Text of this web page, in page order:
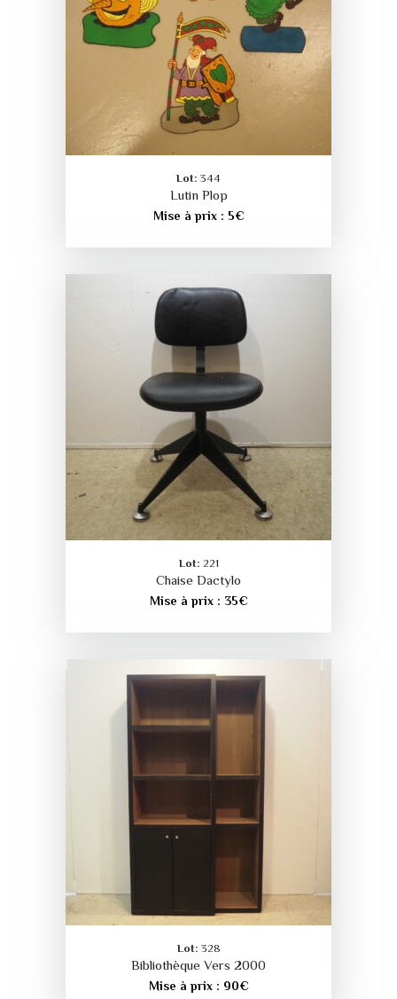
Lot: 344
Lutin Plop
Mise à prix : 5€
Lot: 221
Chaise Dactylo
Mise à prix : 35€
Lot: 328
Bibliothèque Vers 2000
Mise à prix : 90€